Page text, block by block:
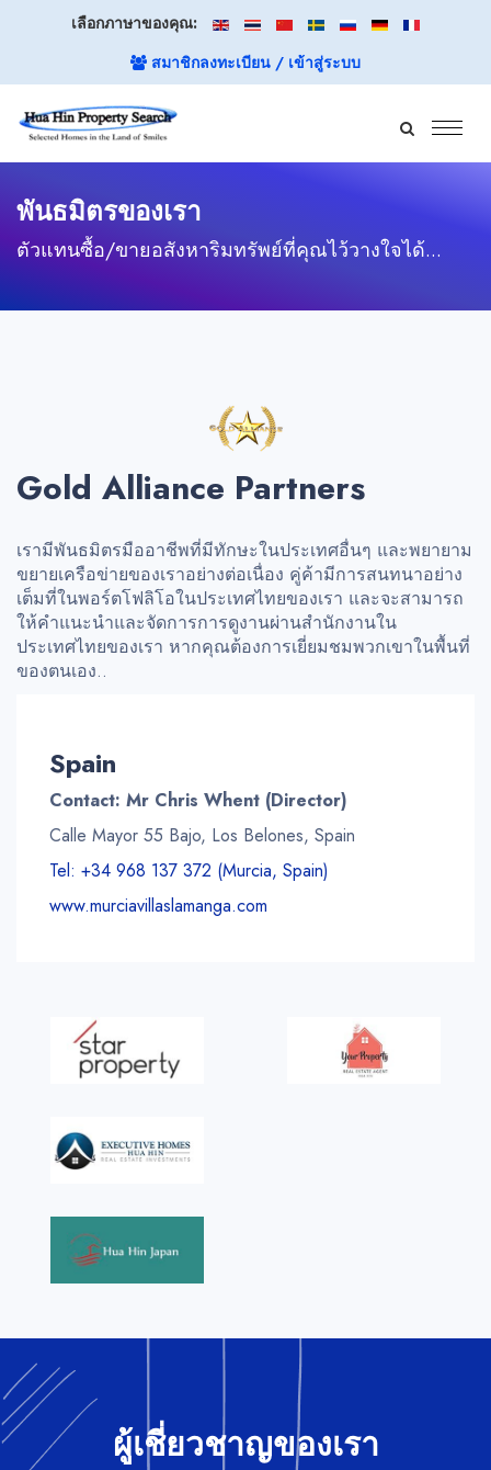
เลือกภาษาของคุณ:
สมาชิกลงทะเบียน / เข้าสู่ระบบ
พันธมิตรของเรา
ตัวแทนซื้อ/ขายอสังหาริมทรัพย์ที่คุณไว้วางใจได้...
Gold Alliance Partners
เรามีพันธมิตรมืออาชีพที่มีทักษะในประเทศอื่นๆ และพยายาม
ขยายเครือข่ายของเราอย่างต่อเนื่อง คู่ค้ามีการสนทนาอย่าง
เต็มที่ในพอร์ตโฟลิโอในประเทศไทยของเรา และจะสามารถ
ให้คำแนะนำและจัดการการดูงานผ่านสำนักงานใน
ประเทศไทยของเรา หากคุณต้องการเยี่ยมชมพวกเขาในพื้นที่
ของตนเอง..
Spain
Contact: Mr Chris Whent (Director)
Calle Mayor 55 Bajo, Los Belones, Spain
Tel: +34 968 137 372 (Murcia, Spain)
www.murciavillaslamanga.com
ผู้เชี่ยวชาญของเรา